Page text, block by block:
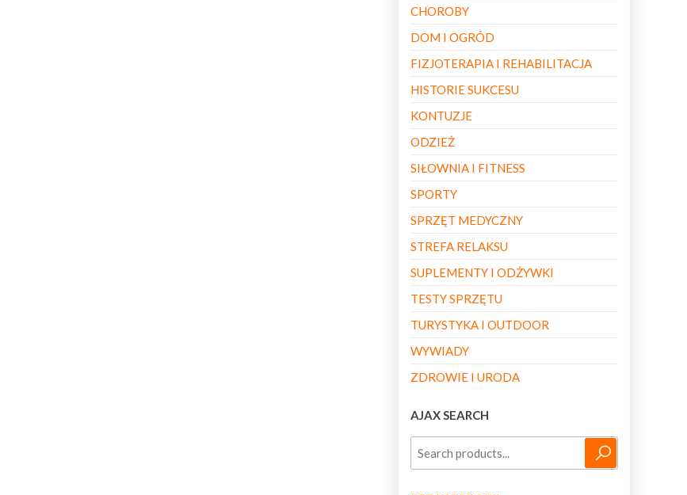
CHOROBY
DOM I OGRÓD
FIZJOTERAPIA I REHABILITACJA
HISTORIE SUKCESU
KONTUZJE
ODZIEŻ
SIŁOWNIA I FITNESS
SPORTY
SPRZĘT MEDYCZNY
STREFA RELAKSU
SUPLEMENTY I ODŻYWKI
TESTY SPRZĘTU
TURYSTYKA I OUTDOOR
WYWIADY
ZDROWIE I URODA
AJAX SEARCH